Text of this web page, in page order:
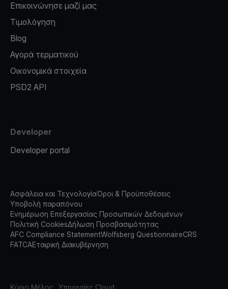
Επικοινώνησε μαζί μας
Τιμολόγηση
Blog
Αγορά τερματικού
Οικονομικά στοιχεία
PSD2 API
Developer
Developer portal
Ασφάλεια και ΤεχνολογίαΌροι & Προϋποθέσεις
Υποβολή παραπόνου
Ενημέρωση Επεξεργασίας Προσωπικών Δεδομένων
Πολιτική CookiesΔήλωση Προσβασιμότητας
AFC Compliance StatementWolfsberg QuestionnaireCRS
FATCAΕταιρική Διακυβέρνηση
Κύριο Μέλος Υπηρεσίες Cloud